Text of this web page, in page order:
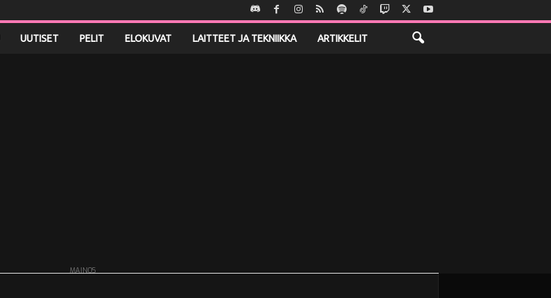
UUTISET PELIT ELOKUVAT LAITTEET JA TEKNIIKKA ARTIKKELIT
MAINOS